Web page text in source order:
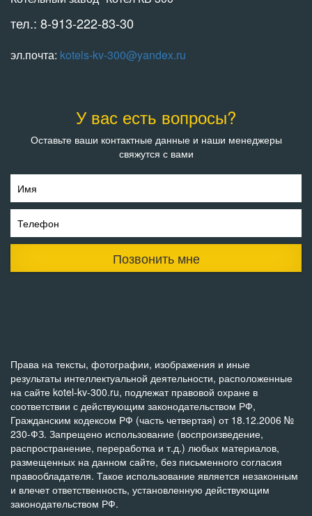
тел.: 8-913-222-83-30
эл.почта: kotels-kv-300@yandex.ru
У вас есть вопросы?
Оставьте ваши контактные данные и наши менеджеры
свяжутся с вами
Имя
Телефон
Позвонить мне
Права на тексты, фотографии, изображения и иные
результаты интеллектуальной деятельности, расположенные
на сайте kotel-kv-300.ru, подлежат правовой охране в
соответствии с действующим законодательством РФ,
Гражданским кодексом РФ (часть четвертая) от 18.12.2006 №
230-ФЗ. Запрещено использование (воспроизведение,
распространение, переработка и т.д.) любых материалов,
размещенных на данном сайте, без письменного согласия
правообладателя. Такое использование является незаконным
и влечет ответственность, установленную действующим
законодательством РФ.